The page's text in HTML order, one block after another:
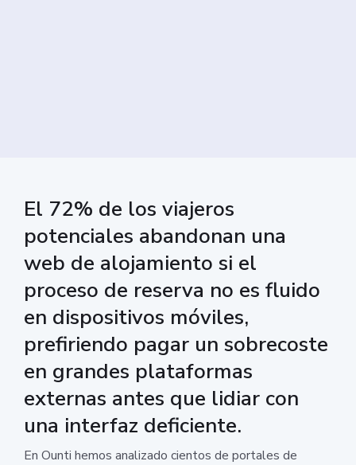
El 72% de los viajeros
potenciales abandonan una
web de alojamiento si el
proceso de reserva no es fluido
en dispositivos móviles,
prefiriendo pagar un sobrecoste
en grandes plataformas
externas antes que lidiar con
una interfaz deficiente.
En Ounti hemos analizado cientos de portales de